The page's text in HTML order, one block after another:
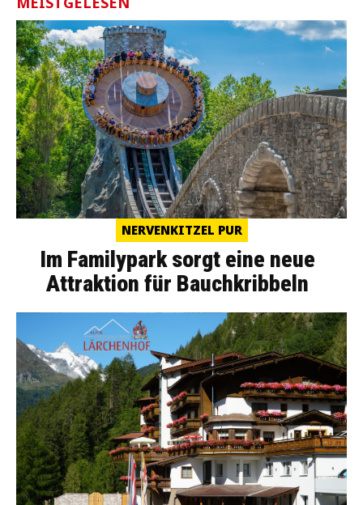
NERVENKITZEL PUR
Im Familypark sorgt eine neue
Attraktion für Bauchkribbeln